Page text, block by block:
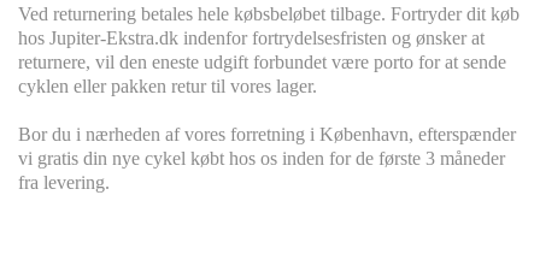
Ved returnering betales hele købsbeløbet tilbage. Fortryder dit køb
hos Jupiter-Ekstra.dk indenfor fortrydelsesfristen og ønsker at
returnere, vil den eneste udgift forbundet være porto for at sende
cyklen eller pakken retur til vores lager.
Bor du i nærheden af vores forretning i København, efterspænder
vi gratis din nye cykel købt hos os inden for de første 3 måneder
fra levering.